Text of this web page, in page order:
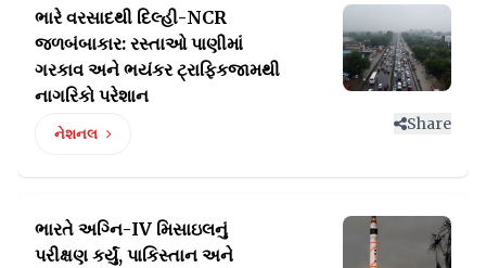
ભારે વરસાદથી દિલ્હી-NCR
જળબંબાકાર: રસ્તાઓ પાણીમાં
ગરકાવ અને ભયંકર ટ્રાફિકજામથી
નાગરિકો પરેશાન
નેશનલ
Share
ભારતે અગ્નિ-IV મિસાઇલનું
પરીક્ષણ કર્યું, પાકિસ્તાન અને